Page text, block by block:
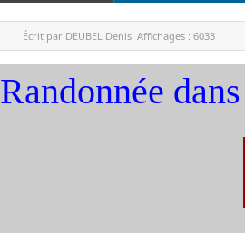
Écrit par DEUBEL Denis Affichages : 6033
Randonnée